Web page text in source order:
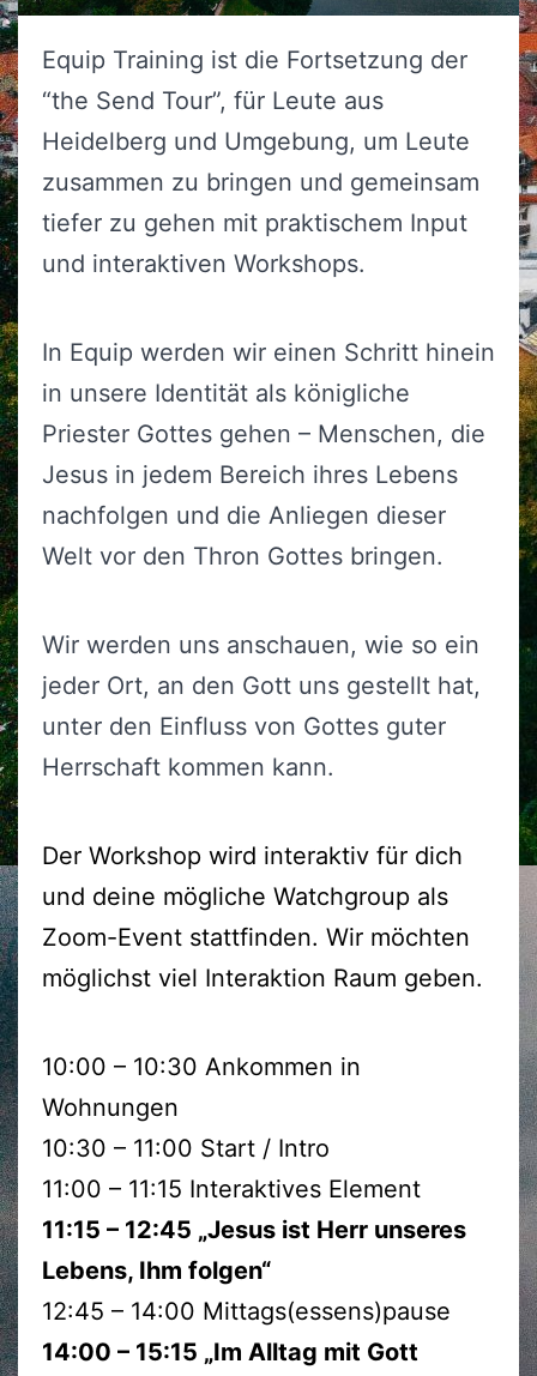
Equip Training ist die Fortsetzung der
“the Send Tour”, für Leute aus
Heidelberg und Umgebung, um Leute
zusammen zu bringen und gemeinsam
tiefer zu gehen mit praktischem Input
und interaktiven Workshops.
In Equip werden wir einen Schritt hinein
in unsere Identität als königliche
Priester Gottes gehen – Menschen, die
Jesus in jedem Bereich ihres Lebens
nachfolgen und die Anliegen dieser
Welt vor den Thron Gottes bringen.
Wir werden uns anschauen, wie so ein
jeder Ort, an den Gott uns gestellt hat,
unter den Einfluss von Gottes guter
Herrschaft kommen kann.
Der Workshop wird interaktiv für dich
und deine mögliche Watchgroup als
Zoom-Event stattfinden. Wir möchten
möglichst viel Interaktion Raum geben.
10:00 – 10:30 Ankommen in
Wohnungen
10:30 – 11:00 Start / Intro
11:00 – 11:15 Interaktives Element
11:15 – 12:45 „Jesus ist Herr unseres
Lebens, Ihm folgen“
12:45 – 14:00 Mittags(essens)pause
14:00 – 15:15 „Im Alltag mit Gott